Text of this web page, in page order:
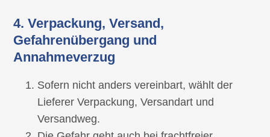
4. Verpackung, Versand,
Gefahrenübergang und
Annahmeverzug
Sofern nicht anders vereinbart, wählt der
Lieferer Verpackung, Versandart und
Versandweg.